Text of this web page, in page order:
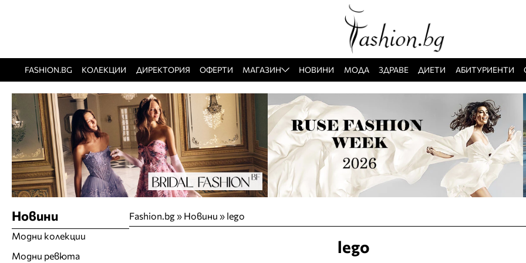
FASHION.BG КОЛЕКЦИИ ДИРЕКТОРИЯ ОФЕРТИ МАГАЗИН НОВИНИ МОДА ЗДРАВЕ ДИЕТИ АБИТУРИЕНТИ
Fashion.bg» Новини » lego
lego
Новини
Модни колекции
Модни ревюта